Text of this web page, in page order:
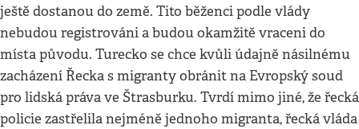
ještě dostanou do země. Tito běženci podle vlády
nebudou registrováni a budou okamžitě vraceni do
místa původu. Turecko se chce kvůli údajně násilnému
zacházení Řecka s migranty obránit na Evropský soud
pro lidská práva ve Štrasburku. Tvrdí mimo jiné, že řecká
policie zastřelila nejméně jednoho migranta, řecká vláda